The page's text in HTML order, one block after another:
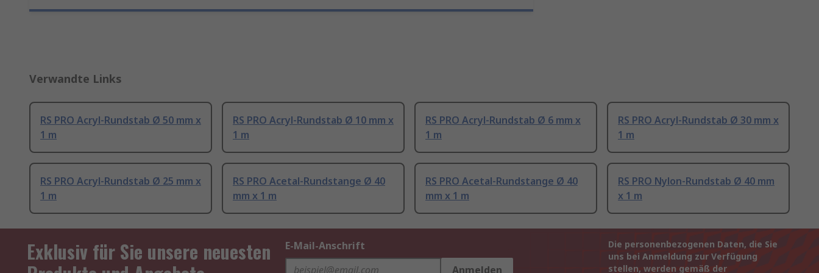
Verwandte Links
RS PRO Acryl-Rundstab Ø 50 mm x
1 m
RS PRO Acryl-Rundstab Ø 10 mm x
1 m
RS PRO Acryl-Rundstab Ø 6 mm x
1 m
RS PRO Acryl-Rundstab Ø 30 mm x
1 m
RS PRO Acryl-Rundstab Ø 25 mm x
1 m
RS PRO Acetal-Rundstange Ø 40
mm x 1 m
RS PRO Acetal-Rundstange Ø 40
mm x 1 m
RS PRO Nylon-Rundstab Ø 40 mm
x 1 m
Exklusiv für Sie unsere neuesten
E-Mail-Anschrift
Anmelden
Die personenbezogenen Daten, die Sie
uns bei Anmeldung zur Verfügung
stellen, werden gemäß der